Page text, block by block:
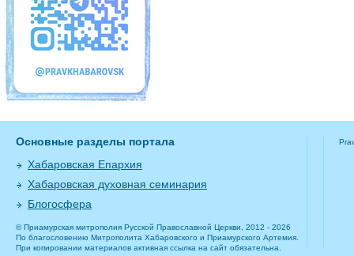
Основные разделы портала
Хабаровская Епархия
Хабаровская духовная семинария
Блогосфера
© Приамурская митрополия Русской Православной Церкви, 2012 - 2026
По благословению Митрополита Хабаровского и Приамурского Артемия.
При копировании материалов активная ссылка на сайт обязательна.